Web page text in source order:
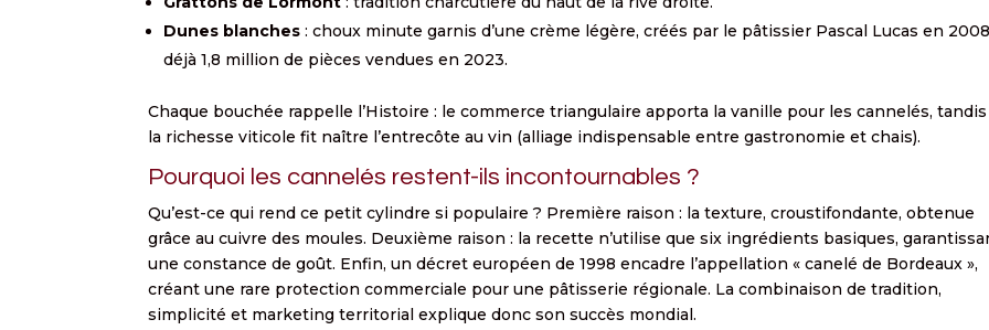
Dunes blanches : choux minute garnis d’une crème légère, créés par le pâtissier Pascal Lucas en
déjà 1,8 million de pièces vendues en 2023.
Chaque bouchée rappelle l’Histoire : le commerce triangulaire apporta la vanille pour les cannelés, tandis
la richesse viticole fit naître l’entrecôte au vin (alliage indispensable entre gastronomie et chais).
Pourquoi les cannelés restent-ils incontournables ?
Qu’est-ce qui rend ce petit cylindre si populaire ? Première raison : la texture, croustifondante, obtenue
grâce au cuivre des moules. Deuxième raison : la recette n’utilise que six ingrédients basiques,
une constance de goût. Enfin, un décret européen de 1998 encadre l’appellation « canelé de Bordeaux »,
créant une rare protection commerciale pour une pâtisserie régionale. La combinaison de tradition,
simplicité et marketing territorial explique donc son succès mondial.